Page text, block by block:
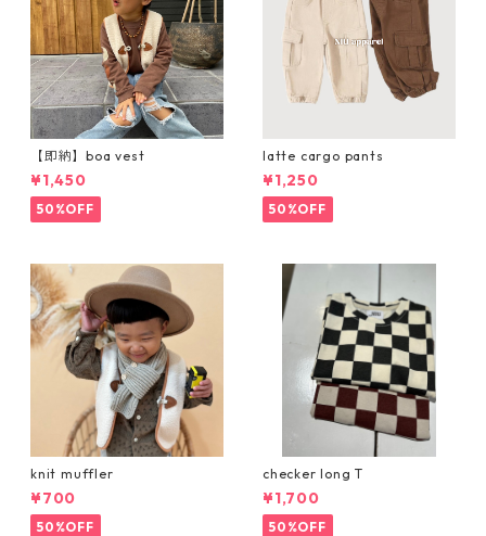
【即納】boa vest
¥1,450
50%OFF
latte cargo pants
¥1,250
50%OFF
knit muffler
¥700
50%OFF
checker long T
¥1,700
50%OFF